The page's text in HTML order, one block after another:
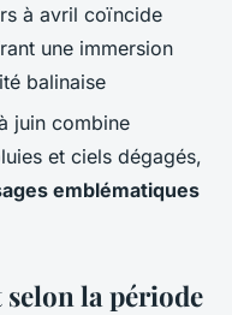
à avril coïncide
une immersion
balinaise
juin combine
et ciels dégagés,
emblématiques
la période